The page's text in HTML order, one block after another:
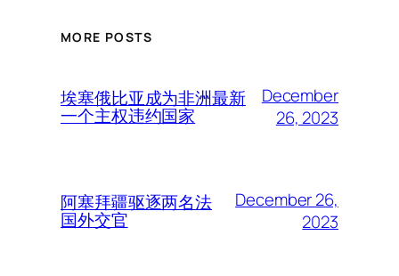
MORE POSTS
埃塞俄比亚成为非洲最新
一个主权违约国家
December
26, 2023
阿塞拜疆驱逐两名法
国外交官
December 26,
2023